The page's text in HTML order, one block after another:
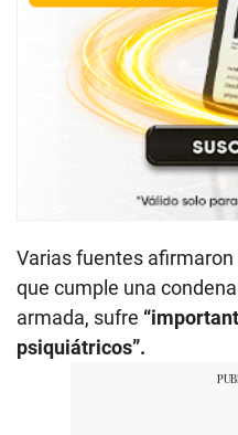
Varias fuentes
que cumple una
armada, sufre
psiquiátricos”.